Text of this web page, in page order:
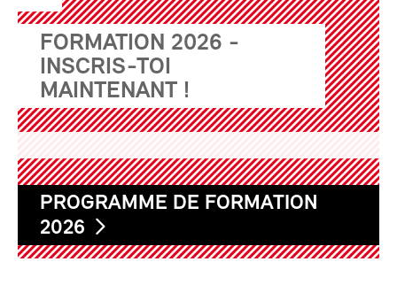
FORMATION 2026 -
INSCRIS-TOI
MAINTENANT !
PROGRAMME DE FORMATION
2026